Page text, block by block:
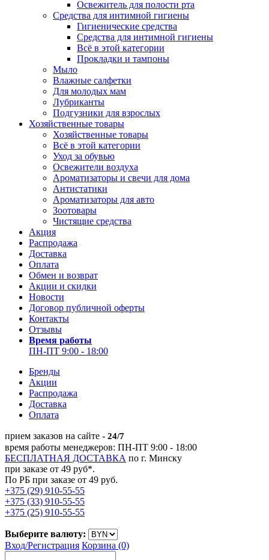
Освежитель для полости рта
Средства для интимной гигиены
Гигиенические средства
Средства для интимной гигиены
Всё в этой категории
Прокладки и тампоны
Мыло
Влажные салфетки
Для молодых мам
Лубриканты
Подгузники для взрослых
Хозяйственные товары
Хозяйственные товары
Всё в этой категории
Уход за обувью
Освежители воздуха
Ароматизаторы и свечи для дома
Антистатики
Ароматизаторы для авто
Зоотовары
Чистящие средства
Акция
Распродажа
Доставка
Оплата
Обмен и возврат
Акции и скидки
Новости
Договор публичной оферты
Контакты
Отзывы
Время работы
ПН-ПТ 9:00 - 18:00
Бренды
Акции
Распродажа
Доставка
Оплата
прием заказов на сайте - 24/7
время работы менеджеров: ПН-ПТ 9:00 - 18:00
БЕСПЛАТНАЯ ДОСТАВКА по г. Минску
при заказе от 49 руб*.
По РБ при заказе от 49 руб.
+375 (29) 910-55-55
+375 (33) 910-55-55
+375 (25) 910-55-55
Выберите валюту:
Вход/Регистрация Корзина (0)